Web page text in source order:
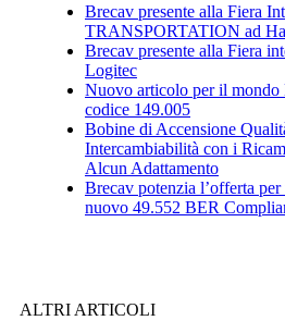
Brecav presente alla Fiera
TRANSPORTATION ad
Brecav presente alla Fiera
Logitec
Nuovo articolo per il mondo
codice 149.005
Bobine di Accensione
Intercambiabilità con i
Alcun Adattamento
Brecav potenzia l’offerta
nuovo 49.552 BER
ALTRI ARTICOLI